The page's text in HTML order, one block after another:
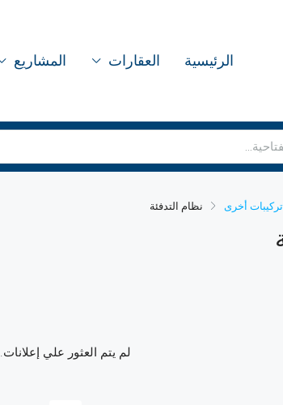
الرئيسية العقارات المشاريع
تركيبات أخرى نظام التدفئة
لم يتم العثور علي إعلانات.